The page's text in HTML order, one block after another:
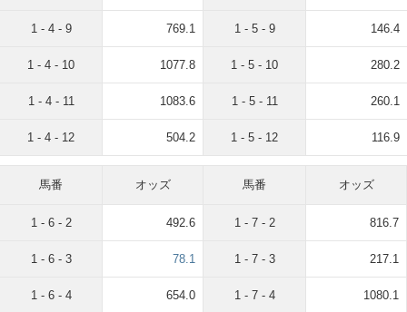
1 - 4 - 9 769.1
1 - 4 - 10 1077.8
1 - 4 - 11 1083.6
1 - 4 - 12 504.2
1 - 5 - 9 146.4
1 - 5 - 10 280.2
1 - 5 - 11 260.1
1 - 5 - 12 116.9
馬番 オッズ
1 - 6 - 2 492.6
1 - 6 - 3 78.1
1 - 6 - 4 654.0
馬番 オッズ
1 - 7 - 2 816.7
1 - 7 - 3 217.1
1 - 7 - 4 1080.1